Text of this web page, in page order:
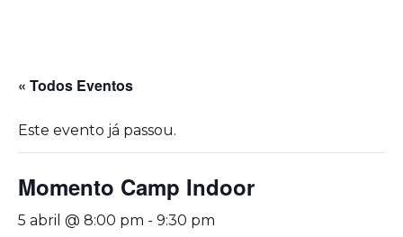
« Todos Eventos
Este evento já passou.
Momento Camp Indoor
5 abril @ 8:00 pm - 9:30 pm